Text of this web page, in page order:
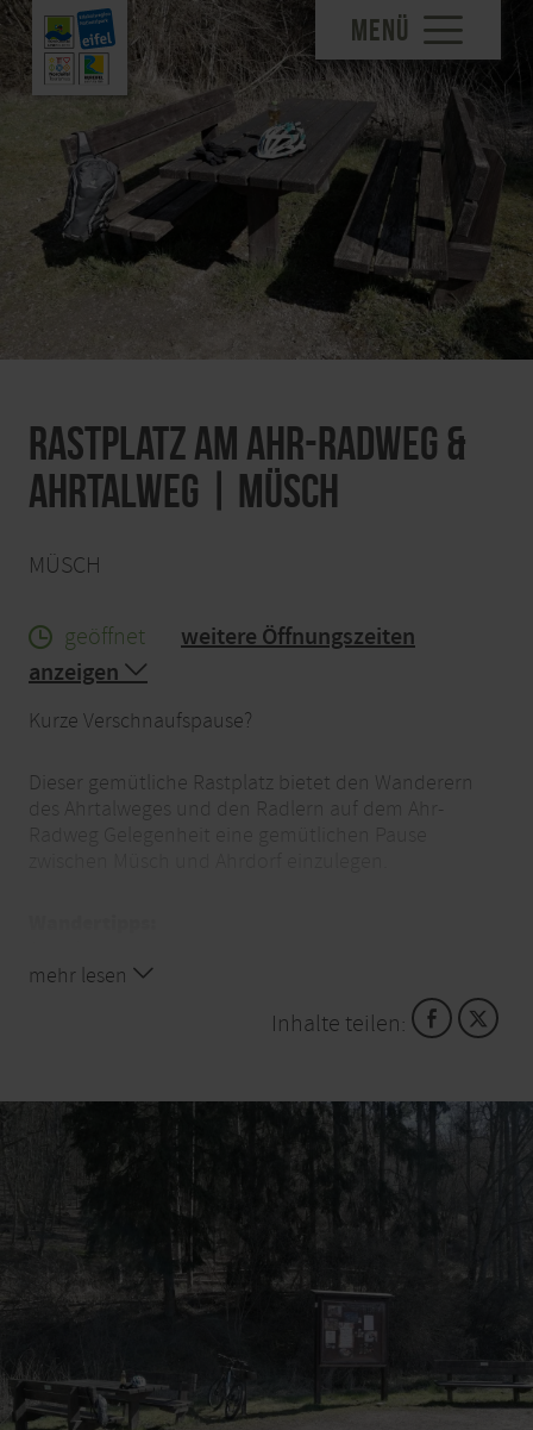
MENÜ
Rastplatz am Ahr-Radweg &
Ahrtalweg | Müsch
MÜSCH
geöffnet
weitere Öffnungszeiten
anzeigen
Kurze Verschnaufspause?
Dieser gemütliche Rastplatz bietet den Wanderern
des Ahrtalweges und den Radlern auf dem Ahr-
AhrSchleife |Köhlerweg|
mehr lesen
Inhalte teilen: